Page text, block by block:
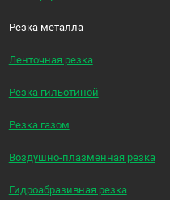
Резка металла
Ленточная резка
Резка гильотиной
Резка газом
Воздушно-плазменная резка
Гидроабразивная резка